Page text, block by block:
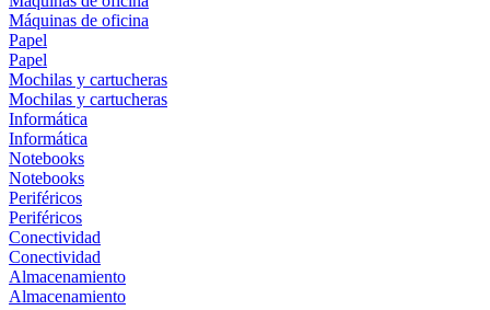
Máquinas de oficina
Papel
Papel
Mochilas y cartucheras
Mochilas y cartucheras
Informática
Informática
Notebooks
Notebooks
Periféricos
Periféricos
Conectividad
Conectividad
Almacenamiento
Almacenamiento